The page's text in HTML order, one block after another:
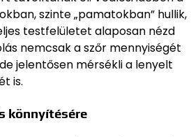
szinte „pamatokban” hullik,
testfelületet alaposan nézd
nemcsak a szőr mennyiségét
jelentősen mérsékli a lenyelt
is.
könnyítésére